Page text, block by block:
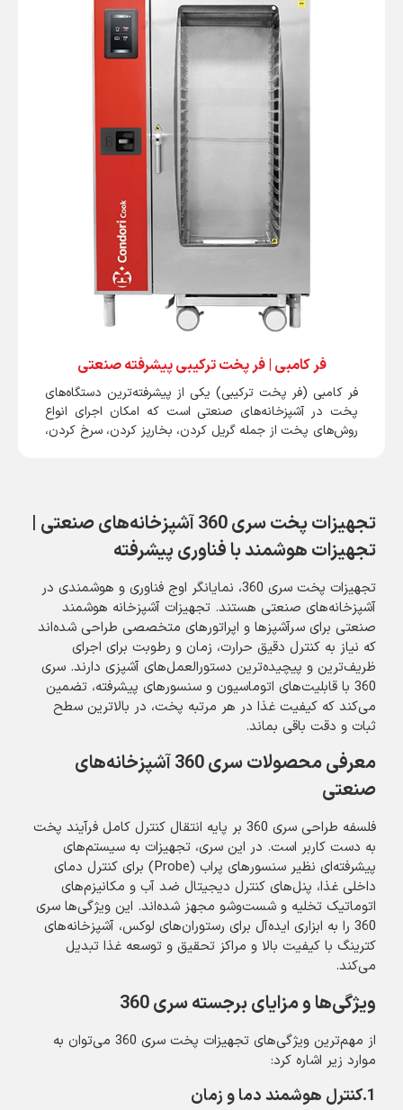
فر کامبی | فر پخت ترکیبی پیشرفته صنعتی
فر کامبی (فر پخت ترکیبی) یکی از پیشرفته‌ترین دستگاه‌های
پخت در آشپزخانه‌های صنعتی است که امکان اجرای انواع
روش‌های پخت از جمله گریل کردن، بخارپز کردن، سرخ کردن،
تجهیزات پخت سری 360 آشپزخانه‌های صنعتی |
تجهیزات هوشمند با فناوری پیشرفته
تجهیزات پخت سری 360، نمایانگر اوج فناوری و هوشمندی در
آشپزخانه‌های صنعتی هستند. تجهیزات آشپزخانه هوشمند
صنعتی برای سرآشپزها و اپراتورهای متخصصی طراحی شده‌اند
که نیاز به کنترل دقیق حرارت، زمان و رطوبت برای اجرای
ظریف‌ترین و پیچیده‌ترین دستورالعمل‌های آشپزی دارند. سری
360 با قابلیت‌های اتوماسیون و سنسورهای پیشرفته، تضمین
می‌کند که کیفیت غذا در هر مرتبه پخت، در بالاترین سطح
ثبات و دقت باقی بماند.
معرفی محصولات سری 360 آشپزخانه‌های
صنعتی
فلسفه طراحی سری 360 بر پایه انتقال کنترل کامل فرآیند پخت
به دست کاربر است. در این سری، تجهیزات به سیستم‌های
پیشرفته‌ای نظیر سنسورهای پراب (Probe) برای کنترل دمای
داخلی غذا، پنل‌های کنترل دیجیتال ضد آب و مکانیزم‌های
اتوماتیک تخلیه و شست‌وشو مجهز شده‌اند. این ویژگی‌ها سری
360 را به ابزاری ایده‌آل برای رستوران‌های لوکس، آشپزخانه‌های
کترینگ با کیفیت بالا و مراکز تحقیق و توسعه غذا تبدیل
می‌کند.
ویژگی‌ها و مزایای برجسته سری 360
از مهم‌ترین ویژگی‌های تجهیزات پخت سری 360 می‌توان به
موارد زیر اشاره کرد:
1.کنترل هوشمند دما و زمان